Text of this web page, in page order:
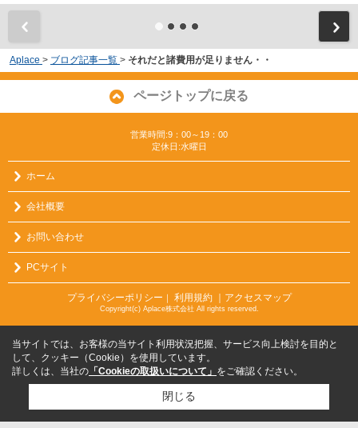
Aplace > ブログ記事一覧 > それだと諸費用が足りません・・
ページトップに戻る
営業時間:9：00～19：00
定休日:水曜日
ホーム
会社概要
お問い合わせ
PCサイト
プライバシーポリシー 利用規約 ｜アクセスマップ
Copyright(c) Aplace株式会社 All rights reserved.
当サイトでは、お客様の当サイト利用状況把握、サービス向上検討を目的と
して、クッキー（Cookie）を使用しています。
詳しくは、当社の 「Cookieの取扱いについて」 をご確認ください。
閉じる